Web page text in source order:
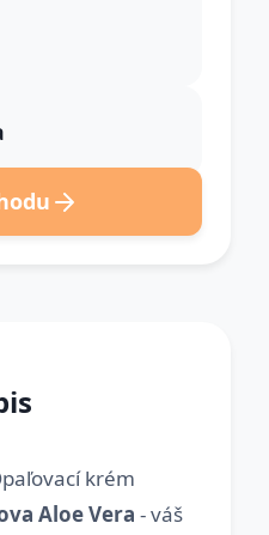
krém
Aloe Vera - váš